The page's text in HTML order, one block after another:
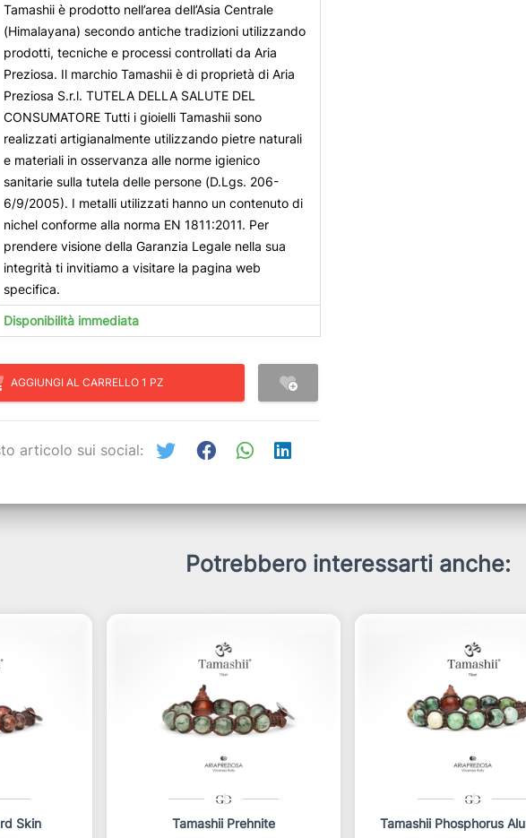
Tamashii è prodotto nell’area dell’Asia Centrale
(Himalayana) secondo antiche tradizioni utilizzando
prodotti, tecniche e processi controllati da Aria
Preziosa. Il marchio Tamashii è di proprietà di Aria
Preziosa S.r.l. TUTELA DELLA SALUTE DEL
CONSUMATORE Tutti i gioielli Tamashii sono
realizzati artigianalmente utilizzando pietre naturali
e materiali in osservanza alle norme igienico
sanitarie sulla tutela delle persone (D.Lgs. 206-
6/9/2005). I metalli utilizzati hanno un contenuto di
nichel conforme alla norma EN 1811:2011. Per
prendere visione della Garanzia Legale nella sua
integrità ti invitiamo a visitare la pagina web
specifica.
Disponibilità immediata
AGGIUNGI AL CARRELLO 1 PZ
articolo sui social:
Potrebbero interessarti anche:
Skin Tamashii Prehnite Tamashii Phosphorus